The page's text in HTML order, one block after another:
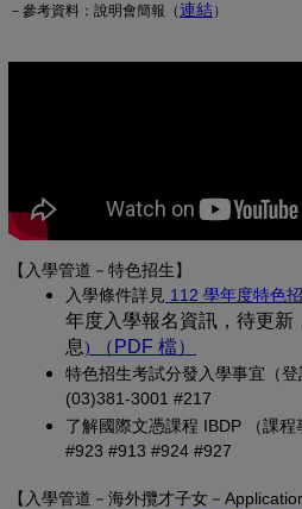
－參考資料：說明會簡報（連結(另開新視窗)
）
【入學管道－特色招生】
入學條件詳見 112 學年度特色
年度入學報名資訊，待更新
息) （PDF 檔）
特色招生考試分發入學事宜（
(03)381-3001 #217
了解國際文憑課程 IBDP （課
#923 #913 #924 #927
【 入學管道－ 海外攬才子女 －